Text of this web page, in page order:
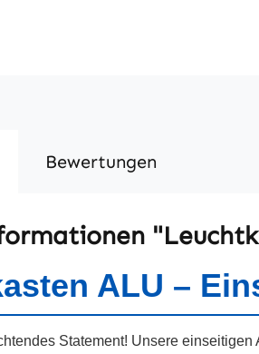
Bewertungen
ALU –
Statement! Unsere